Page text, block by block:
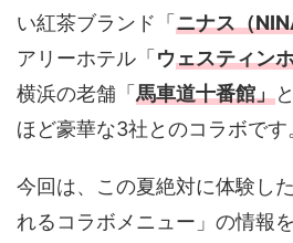
い紅茶ブランド「ニナス（
アリーホテル「ウェスティン
横浜の老舗「馬車道十番館」
ほど豪華な3社とのコラボです
今回は、この夏絶対に体験し
れるコラボメニュー」の情報